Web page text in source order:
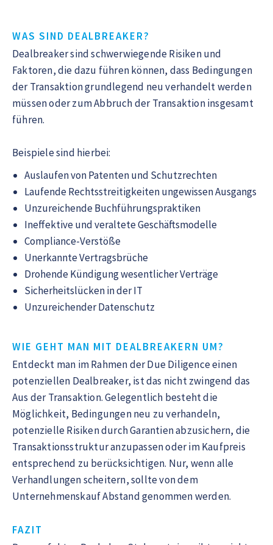
WAS SIND DEALBREAKER?
Dealbreaker sind schwerwiegende Risiken und
Faktoren, die dazu führen können, dass Bedingungen
der Transaktion grundlegend neu verhandelt werden
müssen oder zum Abbruch der Transaktion insgesamt
führen.
Beispiele sind hierbei:
Auslaufen von Patenten und Schutzrechten
Laufende Rechtsstreitigkeiten ungewissen Ausgangs
Unzureichende Buchführungspraktiken
Ineffektive und veraltete Geschäftsmodelle
Compliance-Verstöße
Unerkannte Vertragsbrüche
Drohende Kündigung wesentlicher Verträge
Sicherheitslücken in der IT
Unzureichender Datenschutz
WIE GEHT MAN MIT DEALBREAKERN UM?
Entdeckt man im Rahmen der Due Diligence einen
potenziellen Dealbreaker, ist das nicht zwingend das
Aus der Transaktion. Gelegentlich besteht die
Möglichkeit, Bedingungen neu zu verhandeln,
potenzielle Risiken durch Garantien abzusichern, die
Transaktionsstruktur anzupassen oder im Kaufpreis
entsprechend zu berücksichtigen. Nur, wenn alle
Verhandlungen scheitern, sollte von dem
Unternehmenskauf Abstand genommen werden.
FAZIT